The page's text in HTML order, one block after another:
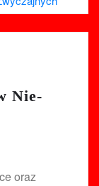
Nie-
oraz